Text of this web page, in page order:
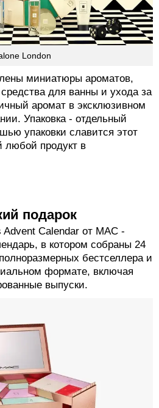
London
миниатюры ароматов,
для ванны и ухода за
аромат в эксклюзивном
Упаковка - отдельный
упаковки славится этот
продукт в
подарок
Calendar от MAC -
в котором собраны 24
бестселлера и
формате, включая
выпуски.